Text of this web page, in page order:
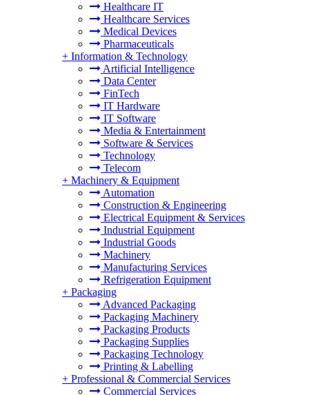
Healthcare IT
Healthcare Services
Medical Devices
Pharmaceuticals
+ Information & Technology
Artificial Intelligence
Data Center
FinTech
IT Hardware
IT Software
Media & Entertainment
Software & Services
Technology
Telecom
+ Machinery & Equipment
Automation
Construction & Engineering
Electrical Equipment & Services
Industrial Equipment
Industrial Goods
Machinery
Manufacturing Services
Refrigeration Equipment
+ Packaging
Advanced Packaging
Packaging Machinery
Packaging Products
Packaging Supplies
Packaging Technology
Printing & Labelling
+ Professional & Commercial Services
Commercial Services